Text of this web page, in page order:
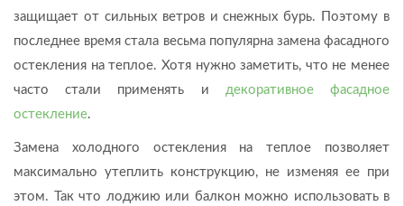
защищает от сильных ветров и снежных бурь. Поэтому в
последнее время стала весьма популярна замена фасадного
остекления на теплое. Хотя нужно заметить, что не менее
часто стали применять и декоративное фасадное
остекление.
Замена холодного остекления на теплое позволяет
максимально утеплить конструкцию, не изменяя ее при
этом. Так что лоджию или балкон можно использовать в